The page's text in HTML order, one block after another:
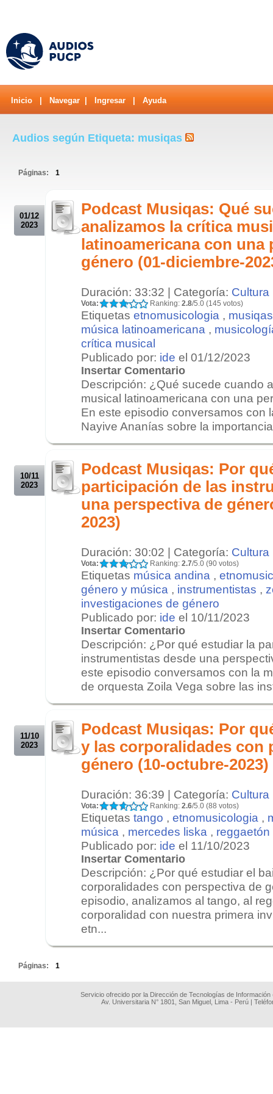
Inicio Navegar Ingresar Ayuda
Audios según Etiqueta: musiqas
Páginas: 1
01/12
2023
Podcast Musiqas: Qué
analizamos la crítica
latinoamericana con una
género (01-diciembre-
Duración: 33:32 | Categoría: Cultura
Vota: Ranking: 2.8/5.0 (145 votos)
Etiquetas etnomusicologia , musiqas
música latinoamericana ,
crítica musical
Publicado por: ide el 01/12/2023
Insertar Comentario
Descripción: ¿Qué sucede cuando
musical latinoamericana con una
En este episodio conversamos con
Nayive Ananías sobre la
10/11
2023
Podcast Musiqas: Por
participación de las
una perspectiva de
2023)
Duración: 30:02 | Categoría: Cultura
Vota: Ranking: 2.7/5.0 (90 votos)
Etiquetas música andina ,
género y música , instrumentistas ,
investigaciones de género
Publicado por: ide el 10/11/2023
Insertar Comentario
Descripción: ¿Por qué estudiar la
instrumentistas desde una
este episodio conversamos con la
de orquesta Zoila Vega sobre las
11/10
2023
Podcast Musiqas: Por
y las corporalidades con
género (10-octubre-2023)
Duración: 36:39 | Categoría: Cultura
Vota: Ranking: 2.6/5.0 (88 votos)
Etiquetas tango , etnomusicologia ,
música , mercedes liska , reggaetón
Publicado por: ide el 11/10/2023
Insertar Comentario
Descripción: ¿Por qué estudiar el
corporalidades con perspectiva de
episodio, analizamos al tango, al
corporalidad con nuestra primera
etn...
Páginas: 1
Servicio ofrecido por la Dirección de Tecnologías de
Av. Universitaria N° 1801, San Miguel, Lima - Perú |